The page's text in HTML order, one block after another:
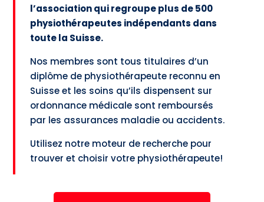
l’association qui regroupe plus de 500
physiothérapeutes indépendants dans
toute la Suisse.
Nos membres sont tous titulaires d’un
diplôme de physiothérapeute reconnu en
Suisse et les soins qu’ils dispensent sur
ordonnance médicale sont remboursés
par les assurances maladie ou accidents.
Utilisez notre moteur de recherche pour
trouver et choisir votre physiothérapeute!